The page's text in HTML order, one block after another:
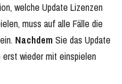
welche Update Lizenzen
muss auf alle Fälle die
Nachdem Sie das Update
wieder mit einspielen